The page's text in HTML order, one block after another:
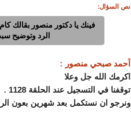
نص السؤال:
فينك يا دكتور منصور بقالك
الرد وتوضيح
آحمد صبحي منصور :
اكرمك الله جل وعلا
توقفنا في التسجيل عند الحلقة 1128 .
ونرجو ان نستكمل بعد شهرين بعون